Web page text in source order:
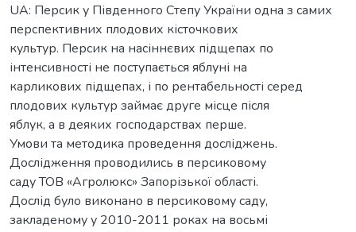
UA: Персик у Південного Степу України одна з самих
перспективних плодових кісточкових
культур. Персик на насіннєвих підщепах по
інтенсивності не поступається яблуні на
карликових підщепах, і по рентабельності серед
плодових культур займає друге місце після
яблук, а в деяких господарствах перше.
Умови та методика проведення досліджень.
Дослідження проводились в персиковому
саду ТОВ «Агролюкс» Запорізької області.
Дослід було виконано в персиковому саду,
закладеному у 2010-2011 роках на восьмі